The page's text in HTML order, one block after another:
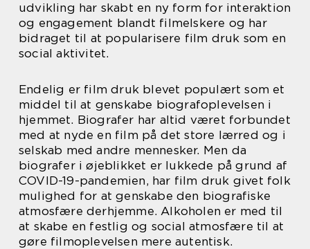
udvikling har skabt en ny form for interaktion
og engagement blandt filmelskere og har
bidraget til at popularisere film druk som en
social aktivitet.
Endelig er film druk blevet populært som et
middel til at genskabe biografoplevelsen i
hjemmet. Biografer har altid været forbundet
med at nyde en film på det store lærred og i
selskab med andre mennesker. Men da
biografer i øjeblikket er lukkede på grund af
COVID-19-pandemien, har film druk givet folk
mulighed for at genskabe den biografiske
atmosfære derhjemme. Alkoholen er med til
at skabe en festlig og social atmosfære til at
gøre filmoplevelsen mere autentisk.